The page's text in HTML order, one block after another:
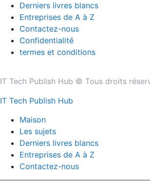
Derniers livres blancs
Entreprises de A à Z
Contactez-nous
Confidentialité
termes et conditions
IT Tech Publish Hub © Tous droits
IT Tech Publish Hub
Maison
Les sujets
Derniers livres blancs
Entreprises de A à Z
Contactez-nous